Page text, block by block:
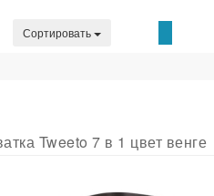
Сортировать
Tweeto 7 в 1 цвет венге